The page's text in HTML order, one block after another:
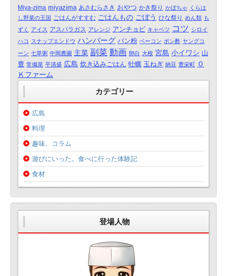
Miya-zima miyazima あさむらさき おやつ かき祭り かぼちゃ くらは
し野菜の王国 ごはんがすすむ ごはんもの ごぼう ひな祭り めん類 も
ずく アイス アスパラガス アレンジ アンチョビ キャベツ コツ シロイ
ハコ スナップエンドウ ハンバーグ パン粉 ベーコン ポン酢 ヤングコ
ーン 七草粥 中岡農園 主菜 副菜 動画 卵白 大根 宮島 小イワシ 山
豊 常備菜 平清盛 広島 炊き込みごはん 牡蠣 玉ねぎ 納豆 豊栄町 Ｏ
Ｋファーム
カテゴリー
広島
料理
趣味、コラム
遊びにいった。食べに行った体験記
食材
登場人物